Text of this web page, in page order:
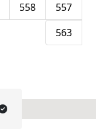
557
558
563